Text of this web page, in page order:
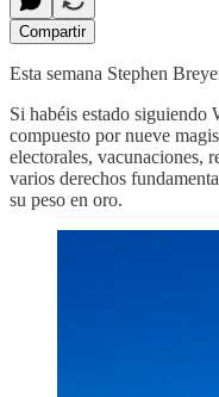
Compartir
Esta semana Stephen
Si habéis estado siguiendo
compuesto por nueve
electorales, vacunaciones,
varios derechos
su peso en oro.